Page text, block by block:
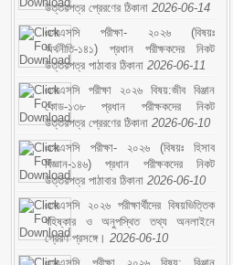
উত্তরপত্র প্রেরণের ঠিকানা 2026-06-14
এসএসসি পরীক্ষা- ২০২৬ (বিষয়ঃ
অর্থনীতি-১৪১) প্রধান পরীক্ষকদের নিকট
উত্তরপত্র পাঠাবার ঠিকানা 2026-06-11
এসএসসি পরীক্ষা ২০২৬ বিষয়:জীব বিঞ্জান
কোড-১৩৮ প্রধান পরীক্ষকদের নিকট
উত্তরপত্র প্রেরণের ঠিকানা 2026-06-10
এসএসসি পরীক্ষা- ২০২৬ (বিষয়ঃ হিসাব
বিজ্ঞান-১৪৬) প্রধান পরীক্ষকদের নিকট
উত্তরপত্র পাঠাবার ঠিকানা 2026-06-10
এসএসসি ২০২৬ পরীক্ষার্থীদের বিষয়ভিত্তিক
বহিষ্কার ও অনুপস্থিত তথ্য অনলাইনে
প্রেরণ প্রসঙ্গে। 2026-06-10